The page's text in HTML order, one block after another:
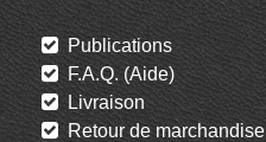
Publications
F.A.Q. (Aide)
Livraison
Retour de marchandise